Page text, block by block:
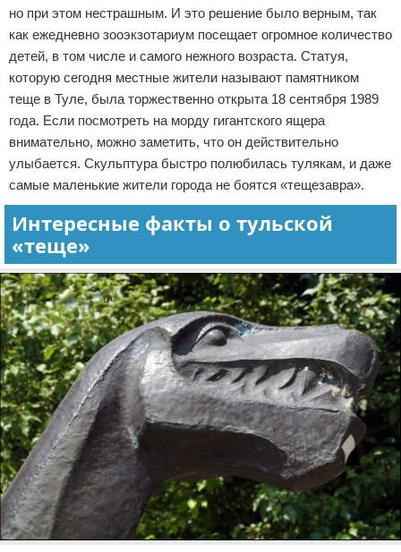
но при этом нестрашным. И это решение было верным, так
как ежедневно зооэкзотариум посещает огромное количество
детей, в том числе и самого нежного возраста. Статуя,
которую сегодня местные жители называют памятником
теще в Туле, была торжественно открыта 18 сентября 1989
года. Если посмотреть на морду гигантского ящера
внимательно, можно заметить, что он действительно
улыбается. Скульптура быстро полюбилась тулякам, и даже
самые маленькие жители города не боятся «тещезавра».
Интересные факты о тульской
«теще»